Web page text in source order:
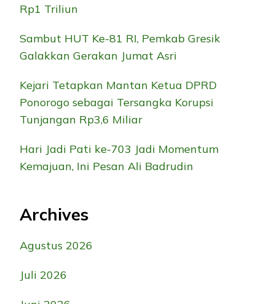
Rp1 Triliun
Sambut HUT Ke-81 RI, Pemkab Gresik
Galakkan Gerakan Jumat Asri
Kejari Tetapkan Mantan Ketua DPRD
Ponorogo sebagai Tersangka Korupsi
Tunjangan Rp3,6 Miliar
Hari Jadi Pati ke-703 Jadi Momentum
Kemajuan, Ini Pesan Ali Badrudin
Archives
Agustus 2026
Juli 2026